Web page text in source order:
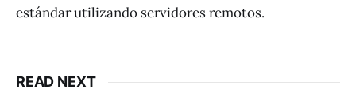
estándar utilizando servidores remotos.
READ NEXT